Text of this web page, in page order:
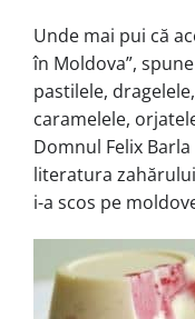
Unde mai pui că
în Moldova”,
pastilele,
caramelele,
Domnul Felix
literatura
i-a scos pe